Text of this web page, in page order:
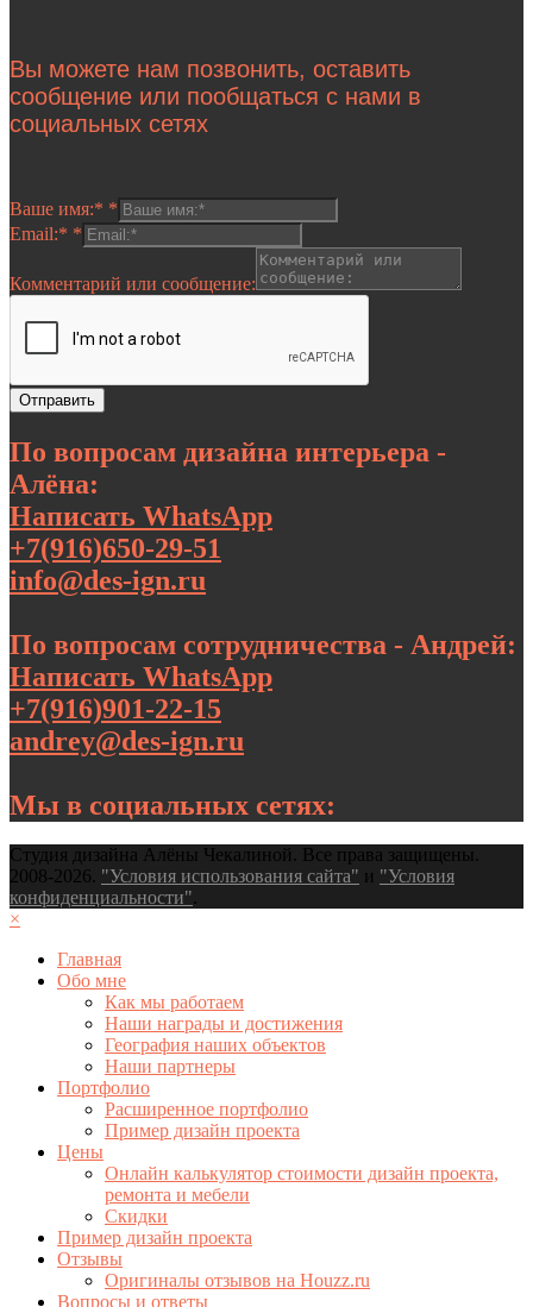
Вы можете нам позвонить, оставить
сообщение или пообщаться с нами в
социальных сетях
Ваше имя:* *
Email:* *
Комментарий или сообщение:
Отправить
По вопросам дизайна интерьера -
Алёна:
Написать WhatsApp
+7(916)650-29-51
info@des-ign.ru
По вопросам сотрудничества - Андрей:
Написать WhatsApp
+7(916)901-22-15
andrey@des-ign.ru
Мы в социальных сетях:
Студия дизайна Алёны Чекалиной. Все права защищены.
2008-2026. "Условия использования сайта" и "Условия
конфиденциальности"
×
Главная
Обо мне
Как мы работаем
Наши награды и достижения
География наших объектов
Наши партнеры
Портфолио
Расширенное портфолио
Пример дизайн проекта
Цены
Онлайн калькулятор стоимости дизайн проекта,
ремонта и мебели
Скидки
Пример дизайн проекта
Отзывы
Оригиналы отзывов на Houzz.ru
Вопросы и ответы